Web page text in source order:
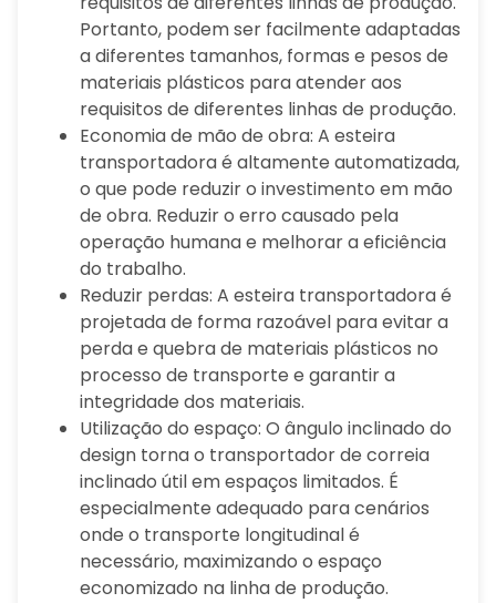
Portanto, podem ser facilmente adaptadas
a diferentes tamanhos, formas e pesos de
materiais plásticos para atender aos
requisitos de diferentes linhas de produção.
Economia de mão de obra: A esteira
transportadora é altamente automatizada,
o que pode reduzir o investimento em mão
de obra. Reduzir o erro causado pela
operação humana e melhorar a eficiência
do trabalho.
Reduzir perdas: A esteira transportadora é
projetada de forma razoável para evitar a
perda e quebra de materiais plásticos no
processo de transporte e garantir a
integridade dos materiais.
Utilização do espaço: O ângulo inclinado do
design torna o transportador de correia
inclinado útil em espaços limitados. É
especialmente adequado para cenários
onde o transporte longitudinal é
necessário, maximizando o espaço
economizado na linha de produção.